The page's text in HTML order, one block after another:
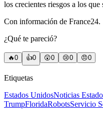
los crecientes riesgos a los que
Con información de France24.
¿Qué te pareció?
🔥0 👍0 😲0 😢0 😠0
Etiquetas
Estados UnidosNoticias
TrumpFloridaRobotsServicio